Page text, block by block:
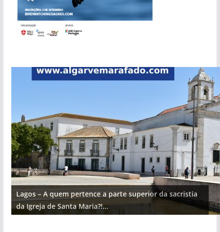
Lagos – A quem pertence a parte superior da sacristia
da Igreja de Santa Maria?!…